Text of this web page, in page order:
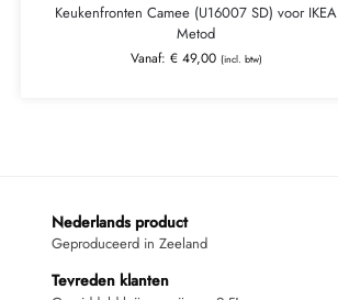
Keukenfronten Camee (U16007 SD) voor IKEA
Metod
Vanaf: €49,00 (incl. btw)
Nederlands product
Geproduceerd in Zeeland
Tevreden klanten